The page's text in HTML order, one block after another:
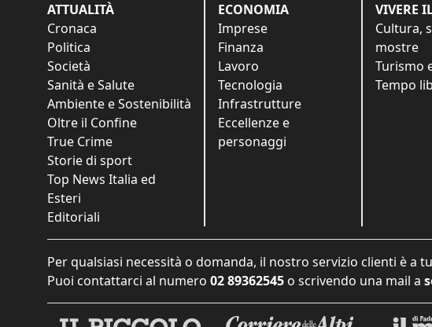
ATTUALITÀ
Cronaca
Politica
Società
Sanità e Salute
Ambiente e Sostenibilità
Oltre il Confine
True Crime
Storie di sport
Top News Italia ed
Esteri
Editoriali
ECONOMIA
Imprese
Finanza
Lavoro
Tecnologia
Infrastrutture
Eccellenze e
personaggi
VIVERE
Cultura,
mostre
Turismo
Tempo
Per qualsiasi necessità o domanda, il nostro servizio clienti è a
Puoi contattarci al numero 02 89362545 o scrivendo una mail a